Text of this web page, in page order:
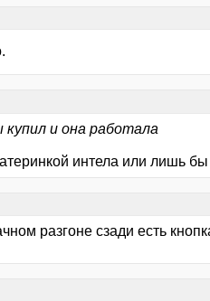
и она работала
интела или лишь
разгоне сзади есть